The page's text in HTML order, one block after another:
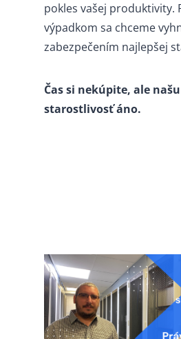
pokles vašej produktivity.
výpadkom sa chceme
zabezpečením najlepšej
Čas si nekúpite, ale
starostlivosť áno.